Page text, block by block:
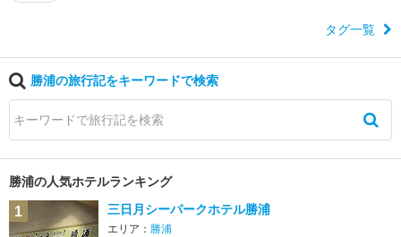
タグ一覧
勝浦の旅行記をキーワードで検索
勝浦の人気ホテルランキング
1 三日月シーパークホテル勝浦
エリア： 勝浦